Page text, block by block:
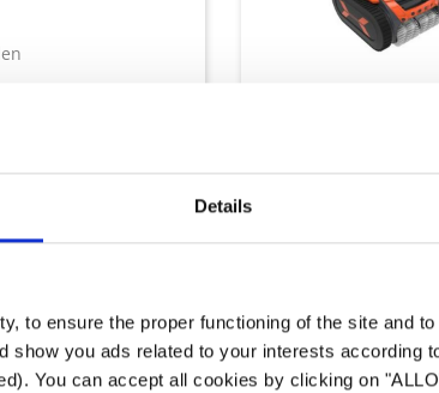
Details
to ensure the proper functioning of the site and
show you ads related to your interests according
You can accept all cookies by clicking on